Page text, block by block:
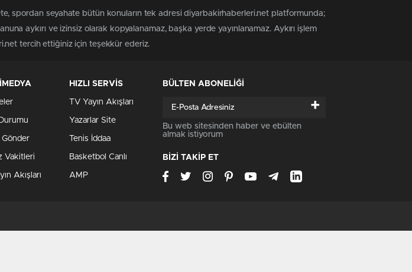
spordan seyahate bütün konuların tek adresi diyarbakirhaberleri.net platformunda;
aykırı ve izinsiz olarak kopyalanamaz, başka yerde yayınlanamaz. Aykırı işlem
tercih ettiğiniz için teşekkür ederiz.
Gönder
Vakitleri
Akışları
HIZLI SERVİS
TV Yayın Akışları
Yazarlar Site
Tenis İddaa
Basketbol Canlı
AMP
BÜLTEN ABONELİĞİ
+
Bu web sitesinden haber ve ebülten
almak istiyorum
BİZİ TAKİP ET